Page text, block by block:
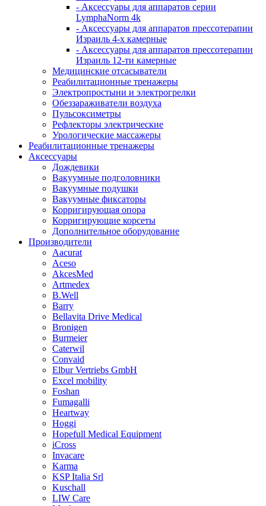
- Аксессуары для аппаратов серии
LymphaNorm 4k
- Аксессуары для аппаратов прессотерапии
Израиль 4-х камерные
- Аксессуары для аппаратов прессотерапии
Израиль 12-ти камерные
Медицинские отсасыватели
Реабилитационные тренажеры
Электропростыни и электрогрелки
Обеззараживатели воздуха
Пульсоксиметры
Рефлекторы электрические
Урологические массажеры
Реабилитационные тренажеры
Аксессуары
Дождевики
Вакуумные подголовники
Вакуумные подушки
Вакуумные фиксаторы
Корригирующая опора
Корригирующие корсеты
Дополнительное оборудование
Производители
Aacurat
Aceso
AkcesMed
Artmedex
B.Well
Barry
Bellavita Drive Medical
Bronigen
Burmeier
Caterwil
Convaid
Elbur Vertriebs GmbH
Excel mobility
Foshan
Fumagalli
Heartway
Hoggi
Hopefull Medical Equipment
iCross
Invacare
Karma
KSP Italia Srl
Kuschall
LIW Care